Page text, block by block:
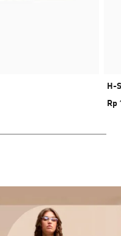
H-
Rp